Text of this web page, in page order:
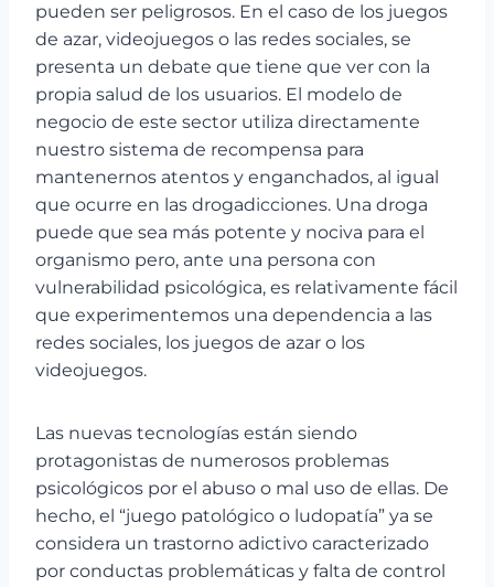
pueden ser peligrosos. En el caso de los juegos
de azar, videojuegos o las redes sociales, se
presenta un debate que tiene que ver con la
propia salud de los usuarios. El modelo de
negocio de este sector utiliza directamente
nuestro sistema de recompensa para
mantenernos atentos y enganchados, al igual
que ocurre en las drogadicciones. Una droga
puede que sea más potente y nociva para el
organismo pero, ante una persona con
vulnerabilidad psicológica, es relativamente fácil
que experimentemos una dependencia a las
redes sociales, los juegos de azar o los
videojuegos.
Las nuevas tecnologías están siendo
protagonistas de numerosos problemas
psicológicos por el abuso o mal uso de ellas. De
hecho, el “juego patológico o ludopatía” ya se
considera un trastorno adictivo caracterizado
por conductas problemáticas y falta de control